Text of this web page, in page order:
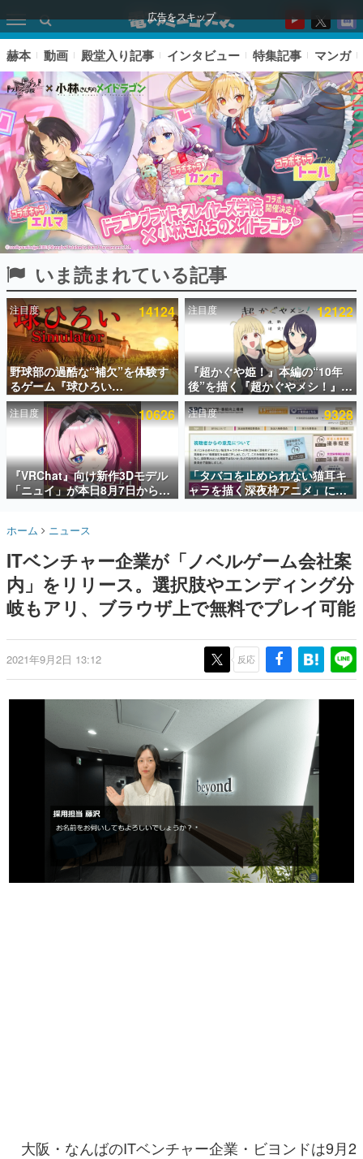
広告をスキップ
ピックアップ
電ファミのいま読まれている記事ランキング
アプリセール情報
インタビュー
連載・特集一覧
殿堂入り記事
SNS拡散数が数千以上！ ページビュー数万以上！ などな
ど。多くの人々に読まれた、電ファミ渾身の“殿堂入り”記
事をまとめました。
名作ゲームクリエイターの方々に製作時のエピソードをお
きます。
赫本
この物語を解いてはいけない。『赫本』は、〈試験問題〉
の形をした短編ホラー小説集です。
これからのデジタルゲーム市場を担う若きクリエイター達
の姿を追い、彼らのルーツと情熱を探っていきます。
ゲーム世代の作家たち
ゲームに多大な影響を受けた作家さんに取材し、ゲームが
日本のコンテンツ産業やカルチャーに与えた影響を探る企
画です。
日本モバイルゲーム産業史
日本のモバイルゲーム史における主要なトピック・タイト
ルを網羅するほか、開発者へのインタビューや識者による
解説を掲載。約20年の歴史が一望できる決定版！
若ゲのいたり〜ゲームクリエイターの青春〜
『うつヌケ』『ペンと箸』等で知られるマンガ家・田中圭
一先生によるゲーム業界レポートマンガです。
女性向け
赫本 動画 殿堂入り記事 インタビュー 特集記事 マンガ
いま読まれている記事
注目度 14124
野球部の過酷な“補欠”を体験す
るゲーム『球ひろい
Simulator』が「1件」のウィッ
シュリストをもとにチェコ語に
対応しSNSで話題に。『キング
ダム・カム』開発元やチェコの
プロ野球選手から称賛の声
注目度 12122
『超かぐや姫！』本編の“10年
後”を描く『超かぐやメシ！』
Web連載決定。新たなWebマン
ガレーベル「ビビビコミック」
にて特別話が掲載スタート、あ
のお話には…まだ続きがある！
注目度 10626
『VRChat』向け新作3Dモデル
「ニュイ」が本日8月7日から
BOOTHにて発売。瞳に光る星
わいい
注目度 9328
「タバコを止められない猫耳キ
ャラを描く深夜枠アニメ」に視
聴者の一部から批判意見。違法
ホーム ニュース
ITベンチャー企業が「ノベルゲーム会社案
内」をリリース。選択肢やエンディング分
岐もアリ、ブラウザ上で無料でプレイ可能
2021年9月2日 13:12 反応
大阪・なんばのITベンチャー企業・ビヨンドは9月2